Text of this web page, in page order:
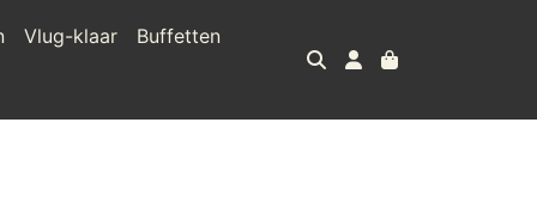
Vlug-klaar
Buffetten